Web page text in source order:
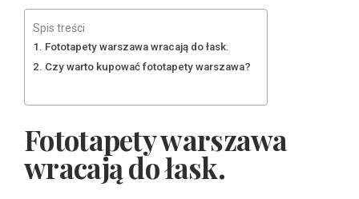
Spis treści
Fototapety warszawa wracają do łask.
Czy warto kupować fototapety warszawa?
Fototapety warszawa
wracają do łask.